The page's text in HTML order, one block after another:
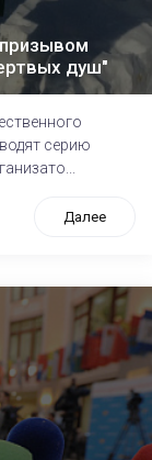
душ"
серию
Далее